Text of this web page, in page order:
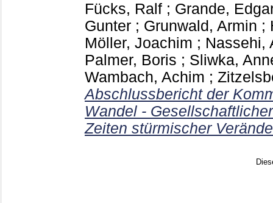
Fücks, Ralf ; Grande,
Gunter ; Grunwald, Armin ;
Möller, Joachim ; Nassehi,
Palmer, Boris ; Sliwka,
Wambach, Achim ;
Abschlussbericht der
Wandel -
Zeiten stürmischer